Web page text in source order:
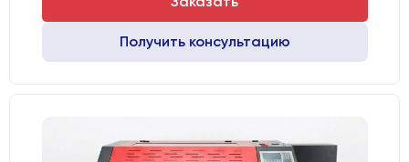
Получить консультацию